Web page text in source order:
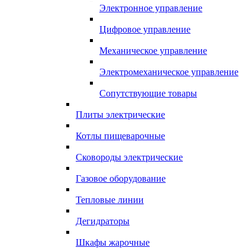
Электронное управление
Цифровое управление
Механическое управление
Электромеханическое управление
Сопутствующие товары
Плиты электрические
Котлы пищеварочные
Сковороды электрические
Газовое оборудование
Тепловые линии
Дегидраторы
Шкафы жарочные